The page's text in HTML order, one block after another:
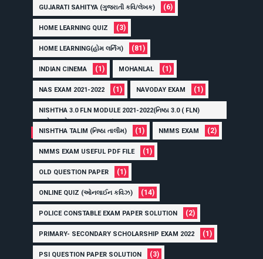
GUJARATI SAHITYA (ગુજરાતી કવિ/લેખક) (6)
HOME LEARNING QUIZ (3)
HOME LEARNING(હોમ લર્નિંગ) (81)
INDIAN CINEMA (1) MOHANLAL (1)
NAS EXAM 2021-2022 (1) NAVODAY EXAM (1)
NISHTHA 3.0 FLN MODULE 2021-2022(નિષ્ઠા 3.0 ( FLN)
અહેવાલ લેખન 2021 -2022)
(1)NISHTHA TALIM (નિષ્ઠા તાલીમ) (1) NMMS EXAM (2)
NMMS EXAM USEFUL PDF FILE (1)
OLD QUESTION PAPER (1)
ONLINE QUIZ (ઓનલાઈન કવિઝ) (14)
POLICE CONSTABLE EXAM PAPER SOLUTION (2)
PRIMARY- SECONDARY SCHOLARSHIP EXAM 2022 (1)
PSI QUESTION PAPER SOLUTION (3)